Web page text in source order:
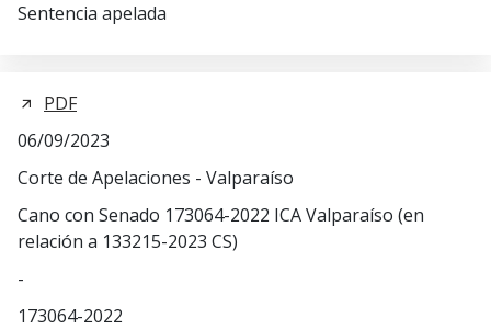
Sentencia apelada
PDF
06/09/2023
Corte de Apelaciones - Valparaíso
Cano con Senado 173064-2022 ICA Valparaíso (en
relación a 133215-2023 CS)
-
173064-2022